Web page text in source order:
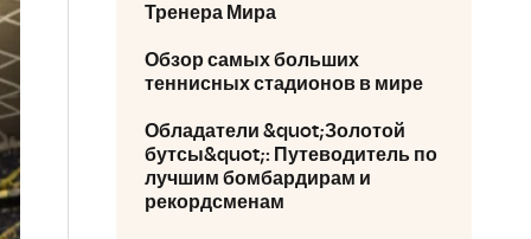
Тренера Мира
Обзор самых больших
теннисных стадионов в мире
Обладатели &quot;Золотой
бутсы&quot;: Путеводитель по
лучшим бомбардирам и
рекордсменам